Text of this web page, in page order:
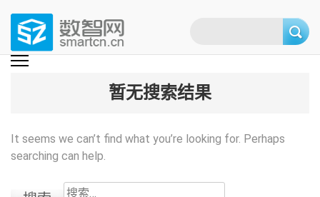
content
(Press
数智网
智能家居第一资讯门户 | 智能家居系统，智能家居产品，智能家居解决方
暂无搜索结果
It seems we can’t find what you’re looking for. Perhaps
searching can help.
搜